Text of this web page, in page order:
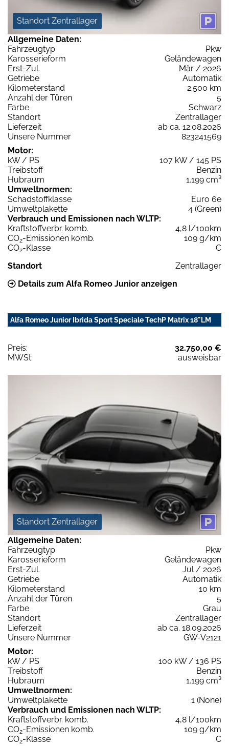
Standort Zentrallager
Allgemeine Daten:
Fahrzeugtyp
Pkw
Karosserieform
Geländewagen
Erst-Zul.
Mär / 2026
Getriebe
Automatik
Kilometerstand
2.500 km
Anzahl der Türen
5
Farbe
Schwarz
Standort
Zentrallager
Lieferzeit
ab ca. 12.08.2026
Unsere Nummer
823241569
Motor:
kW / PS
107 kW / 145 PS
Treibstoff
Benzin
Hubraum
1.199 cm³
Umweltnormen:
Schadstoffklasse
Euro 6e
Umweltplakette
4 (Green)
Verbrauch und Emissionen nach WLTP:
Kraftstoffverbr. komb.
4,8 l/100km
CO2-Emissionen komb.
109 g/km
CO2-Klasse
C
Standort
Zentrallager
Details zum Alfa Romeo Junior anzeigen
Alfa Romeo Junior Ibrida Sport Speciale TechP Matrix 18"LM
Preis:
32.750,00 €
MWSt:
ausweisbar
Standort Zentrallager
Allgemeine Daten:
Fahrzeugtyp
Pkw
Karosserieform
Geländewagen
Erst-Zul.
Jul / 2026
Getriebe
Automatik
Kilometerstand
10 km
Anzahl der Türen
5
Farbe
Grau
Standort
Zentrallager
Lieferzeit
ab ca. 18.09.2026
Unsere Nummer
GW-V2121
Motor:
kW / PS
100 kW / 136 PS
Treibstoff
Benzin
Hubraum
1.199 cm³
Umweltnormen:
Umweltplakette
1 (None)
Verbrauch und Emissionen nach WLTP:
Kraftstoffverbr. komb.
4,8 l/100km
CO2-Emissionen komb.
109 g/km
CO2-Klasse
C